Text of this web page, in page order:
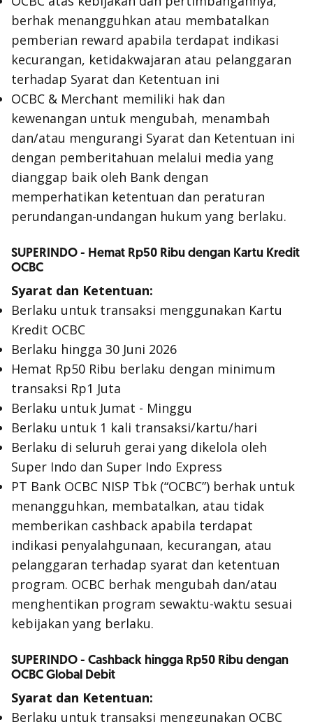
berhak menangguhkan atau membatalkan
pemberian reward apabila terdapat indikasi
kecurangan, ketidakwajaran atau pelanggaran
terhadap Syarat dan Ketentuan ini
OCBC & Merchant memiliki hak dan
kewenangan untuk mengubah, menambah
dan/atau mengurangi Syarat dan Ketentuan ini
dengan pemberitahuan melalui media yang
dianggap baik oleh Bank dengan
memperhatikan ketentuan dan peraturan
perundangan-undangan hukum yang berlaku.
SUPERINDO - Hemat Rp50 Ribu dengan Kartu Kredit
OCBC
Syarat dan Ketentuan:
Berlaku untuk transaksi menggunakan Kartu
Kredit OCBC
Berlaku hingga 30 Juni 2026
Hemat Rp50 Ribu berlaku dengan minimum
transaksi Rp1 Juta
Berlaku untuk Jumat - Minggu
Berlaku untuk 1 kali transaksi/kartu/hari
Berlaku di seluruh gerai yang dikelola oleh
Super Indo dan Super Indo Express
PT Bank OCBC NISP Tbk (“OCBC”) berhak untuk
menangguhkan, membatalkan, atau tidak
memberikan cashback apabila terdapat
indikasi penyalahgunaan, kecurangan, atau
pelanggaran terhadap syarat dan ketentuan
program. OCBC berhak mengubah dan/atau
menghentikan program sewaktu-waktu sesuai
kebijakan yang berlaku.
SUPERINDO - Cashback hingga Rp50 Ribu dengan
OCBC Global Debit
Syarat dan Ketentuan:
Berlaku untuk transaksi menggunakan OCBC